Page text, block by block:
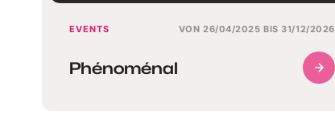
EVENTS VON 26/04/2025 BIS 31/12/2026
Phénoménal